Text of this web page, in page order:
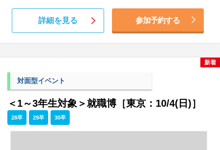
詳細を見る 参加予約する
対面型イベント
＜1～3年生対象＞就職博［東京：10/4(日)］
28卒 29卒 30卒
新着